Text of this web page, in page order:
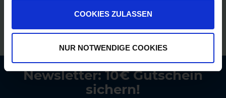
COOKIES ZULASSEN
NUR NOTWENDIGE COOKIES
Newsletter: 10€ Gutschein
sichern!